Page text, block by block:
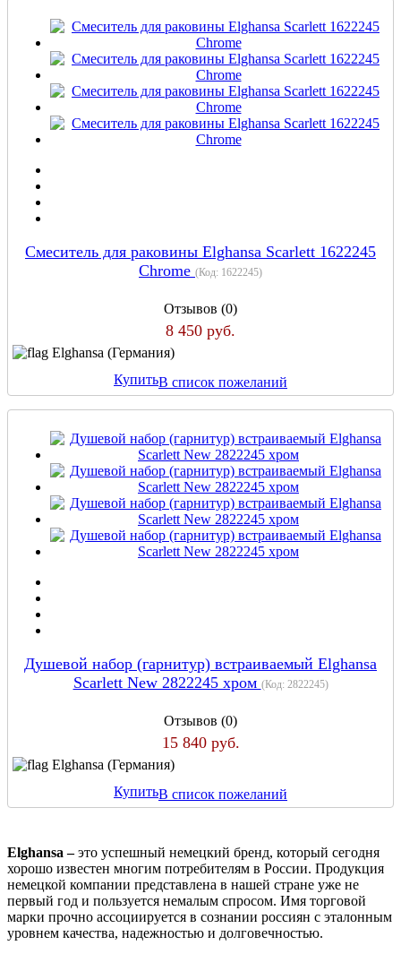
Cмеситель для раковины Elghansa Scarlett 1622245
Chrome (Код: 1622245)
Отзывов (0)
8 450 руб.
Elghansa (Германия)
КупитьВ список пожеланий
Душевой набор (гарнитур) встраиваемый Elghansa
Scarlett New 2822245 хром (Код: 2822245)
Отзывов (0)
15 840 руб.
Elghansa (Германия)
КупитьВ список пожеланий
Elghansa – это успешный немецкий бренд, который сегодня
хорошо известен многим потребителям в России. Продукция
немецкой компании представлена в нашей стране уже не
первый год и пользуется немалым спросом. Имя торговой
марки прочно ассоциируется в сознании россиян с эталонным
уровнем качества, надежностью и долговечностью.